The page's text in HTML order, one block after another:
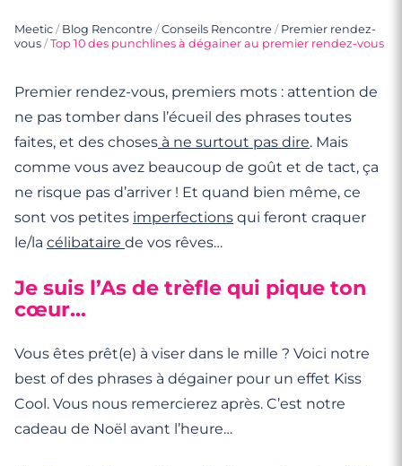
Meetic / Blog Rencontre /Conseils Rencontre / Premier rendez-
vous /Top 10 des punchlines à dégainer au premier rendez-vous
Premier rendez-vous, premiers mots : attention de
ne pas tomber dans l’écueil des phrases toutes
faites, et des choses à ne surtout pas dire. Mais
comme vous avez beaucoup de goût et de tact, ça
ne risque pas d’arriver ! Et quand bien même, ce
sont vos petites imperfections qui feront craquer
le/la célibataire de vos rêves…
Je suis l’As de trèfle qui pique ton
cœur…
Vous êtes prêt(e) à viser dans le mille ? Voici notre
best of des phrases à dégainer pour un effet Kiss
Cool. Vous nous remercierez après. C’est notre
cadeau de Noël avant l’heure…